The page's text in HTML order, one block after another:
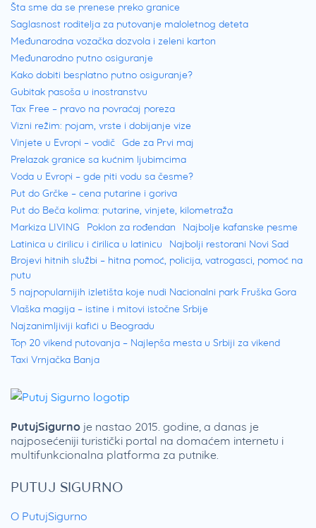
Šta sme da se prenese preko granice
Saglasnost roditelja za putovanje maloletnog deteta
Međunarodna vozačka dozvola i zeleni karton
Međunarodno putno osiguranje
Kako dobiti besplatno putno osiguranje?
Gubitak pasoša u inostranstvu
Tax Free – pravo na povraćaj poreza
Vizni režim: pojam, vrste i dobijanje vize
Vinjete u Evropi – vodič Gde za Prvi maj
Prelazak granice sa kućnim ljubimcima
Voda u Evropi – gde piti vodu sa česme?
Put do Grčke – cena putarine i goriva
Put do Beča kolima: putarine, vinjete, kilometraža
Markiza LIVING
Poklon za rođendan
Najbolje kafanske pesme
Latinica u ćirilicu i ćirilica u latinicu
Najbolji restorani Novi Sad
Brojevi hitnih službi – hitna pomoć, policija, vatrogasci, pomoć na
putu
5 najpopularnijih izletišta koje nudi Nacionalni park Fruška Gora
Vlaška magija – istine i mitovi istočne Srbije
Najzanimljiviji kafići u Beogradu
Top 20 vikend putovanja – Najlepša mesta u Srbiji za vikend
Taxi Vrnjačka Banja
PUTUJ SIGURNO
O PutujSigurno
PutujSigurno je nastao 2015. godine, a danas je
najposećeniji turistički portal na domaćem internetu i
multifunkcionalna platforma za putnike.